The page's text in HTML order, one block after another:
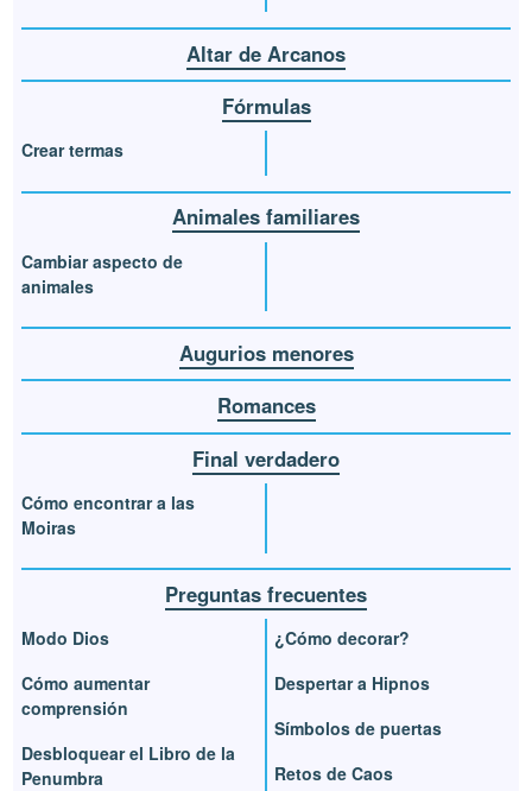
Altar de Arcanos
Fórmulas
Crear termas
Animales familiares
Cambiar aspecto de
animales
Augurios menores
Romances
Final verdadero
Cómo encontrar a las
Moiras
Preguntas frecuentes
Modo Dios
Cómo aumentar
comprensión
Desbloquear el Libro de la
Penumbra
¿Cómo decorar?
Despertar a Hipnos
Símbolos de puertas
Retos de Caos